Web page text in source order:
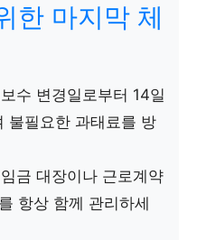
한 마지막 체
보수 변경일로부터 14일
불필요한 과태료를 방
임금 대장이나 근로계약
항상 함께 관리하세